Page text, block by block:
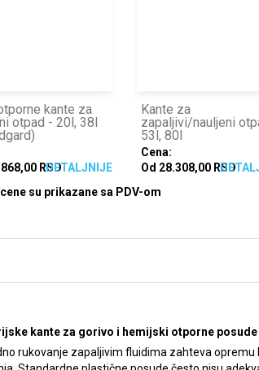
kante za
otpad - 20l, 38l
RSD
DETALJNIJE
Kante za
zapaljivi/nauljeni
53l, 80l
Cena:
Od 28.308,00 RSD
su prikazane sa PDV-om
kante za gorivo i hemijski otporne posude
rukovanje zapaljivim fluidima zahteva